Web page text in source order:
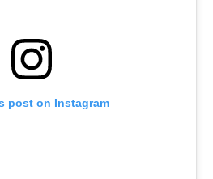
post on Instagram